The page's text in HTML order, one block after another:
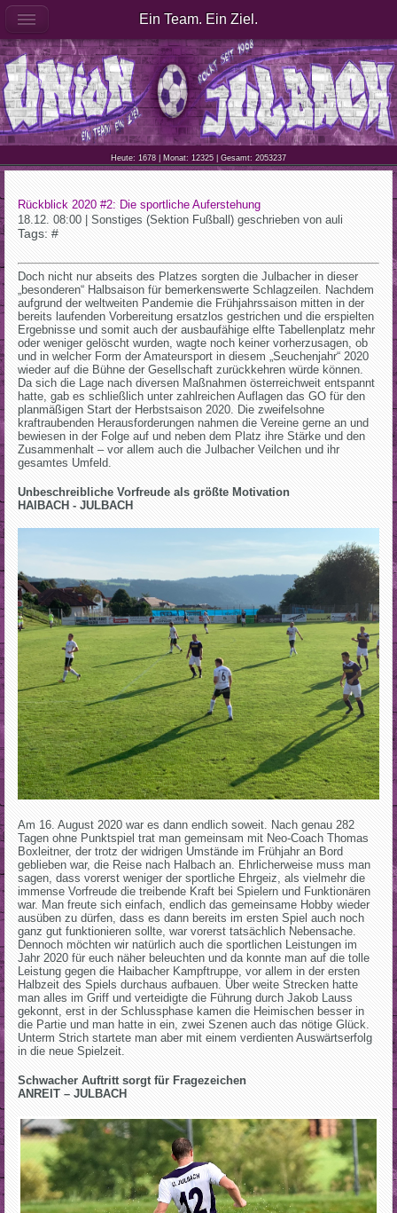
Heute: 1678 | Monat: 12325 | Gesamt: 2053237
Rückblick 2020 #2: Die sportliche Auferstehung
18.12. 08:00 | Sonstiges (Sektion Fußball) geschrieben von auli
Tags: #
Doch nicht nur abseits des Platzes sorgten die Julbacher in dieser
„besonderen“ Halbsaison für bemerkenswerte Schlagzeilen. Nachdem
aufgrund der weltweiten Pandemie die Frühjahrssaison mitten in der
bereits laufenden Vorbereitung ersatzlos gestrichen und die erspielten
Ergebnisse und somit auch der ausbaufähige elfte Tabellenplatz mehr
oder weniger gelöscht wurden, wagte noch keiner vorherzusagen, ob
und in welcher Form der Amateursport in diesem „Seuchenjahr“ 2020
wieder auf die Bühne der Gesellschaft zurückkehren würde können.
Da sich die Lage nach diversen Maßnahmen österreichweit entspannt
hatte, gab es schließlich unter zahlreichen Auflagen das GO für den
planmäßigen Start der Herbstsaison 2020. Die zweifelsohne
kraftraubenden Herausforderungen nahmen die Vereine gerne an und
bewiesen in der Folge auf und neben dem Platz ihre Stärke und den
Zusammenhalt – vor allem auch die Julbacher Veilchen und ihr
gesamtes Umfeld.
Unbeschreibliche Vorfreude als größte Motivation
HAIBACH - JULBACH
Am 16. August 2020 war es dann endlich soweit. Nach genau 282
Tagen ohne Punktspiel trat man gemeinsam mit Neo-Coach Thomas
Boxleitner, der trotz der widrigen Umstände im Frühjahr an Bord
geblieben war, die Reise nach Halbach an. Ehrlicherweise muss man
sagen, dass vorerst weniger der sportliche Ehrgeiz, als vielmehr die
immense Vorfreude die treibende Kraft bei Spielern und Funktionären
war. Man freute sich einfach, endlich das gemeinsame Hobby wieder
ausüben zu dürfen, dass es dann bereits im ersten Spiel auch noch
ganz gut funktionieren sollte, war vorerst tatsächlich Nebensache.
Dennoch möchten wir natürlich auch die sportlichen Leistungen im
Jahr 2020 für euch näher beleuchten und da konnte man auf die tolle
Leistung gegen die Haibacher Kampftruppe, vor allem in der ersten
Halbzeit des Spiels durchaus aufbauen. Über weite Strecken hatte
man alles im Griff und verteidigte die Führung durch Jakob Lauss
gekonnt, erst in der Schlussphase kamen die Heimischen besser in
die Partie und man hatte in ein, zwei Szenen auch das nötige Glück.
Unterm Strich startete man aber mit einem verdienten Auswärtserfolg
in die neue Spielzeit.
Schwacher Auftritt sorgt für Fragezeichen
ANREIT – JULBACH
Ein Team. Ein Ziel.